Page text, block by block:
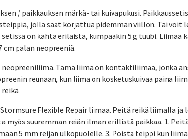
/ paikkauksen märkä- tai kuivapukusi.
jolla saat korjattua pidemmän viillon. Tai voit
on kahta erilaista, kumpaakin 5 g tuubi. Liimaa
cm palan neopreeniä.
neopreeniliima. Tämä liima on kontaktiliimaa, jonka
reunaan, kun liima on kosketuskuivaa paina
Flexible Repair liimaa. Peitä reikä liimalla ja
suuremman reiän ilman erillistä paikkaa. 1.
5 mm reijän ulkopuolelle. 3. Poista teippi kun liima